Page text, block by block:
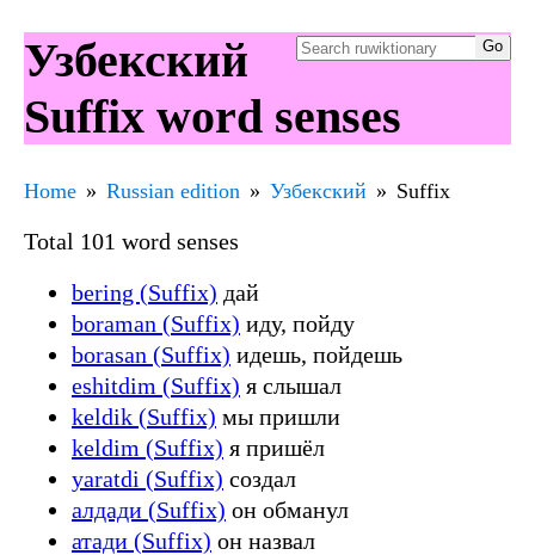
Узбекский
Suffix word senses
Home Russian edition Узбекский Suffix
Total 101 word senses
bering (Suffix) дай
boraman (Suffix) иду, пойду
borasan (Suffix) идешь, пойдешь
eshitdim (Suffix) я слышал
keldik (Suffix) мы пришли
keldim (Suffix) я пришёл
yaratdi (Suffix) создал
алдади (Suffix) он обманул
атади (Suffix) он назвал